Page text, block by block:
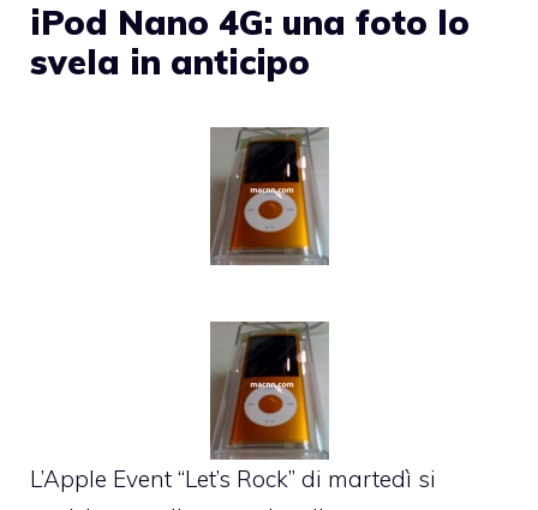
iPod Nano 4G: una foto lo
svela in anticipo
L’Apple Event “Let’s Rock” di martedì si